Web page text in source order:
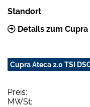
Standort
Details zum
Cupra Ateca 2.0 TSI
Preis:
MWSt: